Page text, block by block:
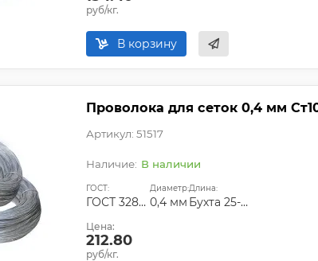
руб/кг.
В корзину
Проволока для сеток 0,4 мм
Артикул: 51517
В наличии
ГОСТ:
ГОСТ 3282-74
Диаметр:
0,4 мм
Длина:
Бухта 25-50 кг
Цена:
212.80
руб/кг.